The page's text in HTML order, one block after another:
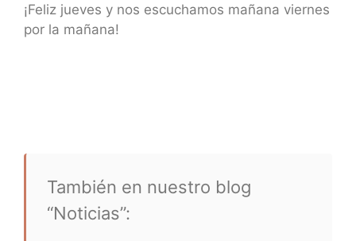
¡Feliz jueves y nos escuchamos mañana viernes
por la mañana!
También en nuestro blog
“Noticias”: